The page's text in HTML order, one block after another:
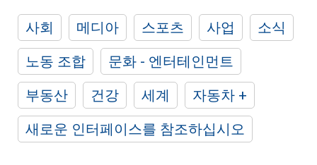
사회 메디아 스포츠 사업
소식
노동 조합
문화 - 엔터테인먼트
부동산
건강 세계
자동차 +
새로운 인터페이스를 참조하십시오